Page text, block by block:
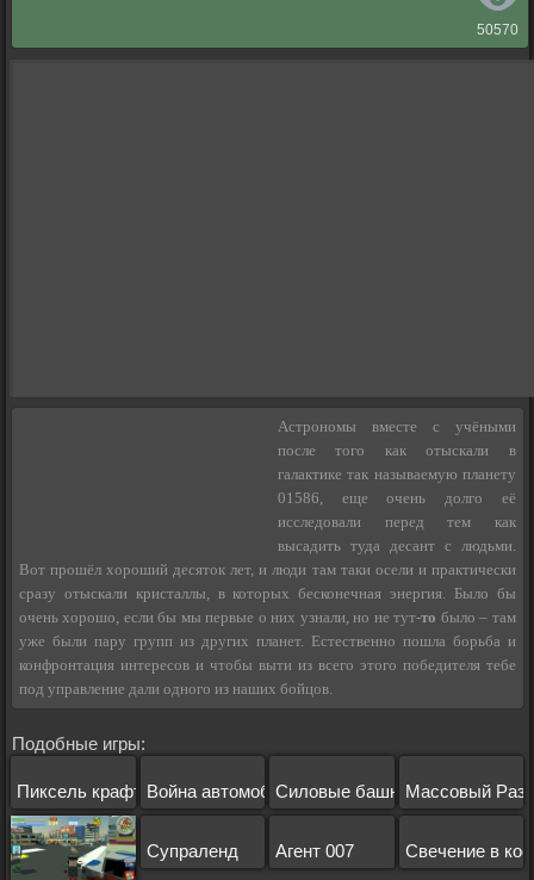
50570
Астрономы вместе с учёными
после того как отыскали в
галактике так называемую планету
01586, еще очень долго её
исследовали перед тем как
высадить туда десант с людьми.
Вот прошёл хороший десяток лет, и люди там таки осели и практически
сразу отыскали кристаллы, в которых бесконечная энергия. Было бы
очень хорошо, если бы мы первые о них узнали, но не тут-то было – там
уже были пару групп из других планет. Естественно пошла борьба и
конфронтация интересов и чтобы выти из всего этого победителя тебе
под управление дали одного из наших бойцов.
Подобные игры:
Пиксель крафт Война автомобилейСиловые башни 2Массовый
Супраленд Агент 007 Свечение в